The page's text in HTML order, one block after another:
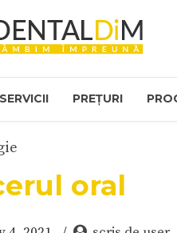
SERVICII PREȚURI
oral